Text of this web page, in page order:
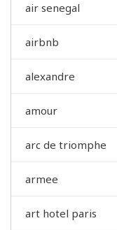
air senegal
airbnb
alexandre
amour
arc de triomphe
armee
art hotel paris